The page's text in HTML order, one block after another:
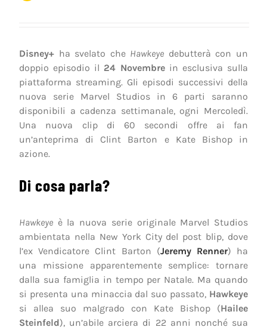
Disney+ ha svelato che Hawkeye debutterà con un
doppio episodio il 24 Novembrein esclusiva sulla
piattaforma streaming. Gli episodi successivi della
nuova serie Marvel Studios in 6 parti saranno
disponibili a cadenza settimanale, ogni Mercoledì.
Una nuova clip di 60 secondi offre ai fan
un’anteprima di Clint Barton e Kate Bishop in
azione.
Di cosa parla?
Hawkeye è la nuova serie originale Marvel Studios
ambientata nella New York City del post blip, dove
l’ex Vendicatore Clint Barton (Jeremy Renner) ha
una missione apparentemente semplice: tornare
dalla sua famiglia in tempo per Natale. Ma quando
si presenta una minaccia dal suo passato, Hawkeye
si allea suo malgrado con Kate Bishop (Hailee
Steinfeld), un’abile arciera di 22 anni nonché sua